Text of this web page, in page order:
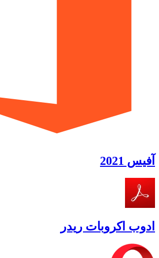
آفیس 2021
ادوب اکروبات ریدر